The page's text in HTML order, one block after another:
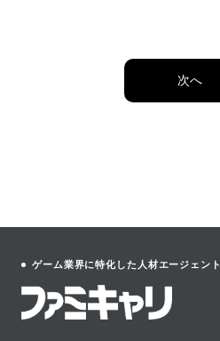
次へ
ゲーム業界に特化した人材エージェント